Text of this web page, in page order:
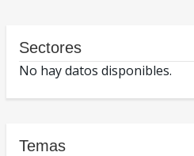
Sectores
No hay datos disponibles.
Temas